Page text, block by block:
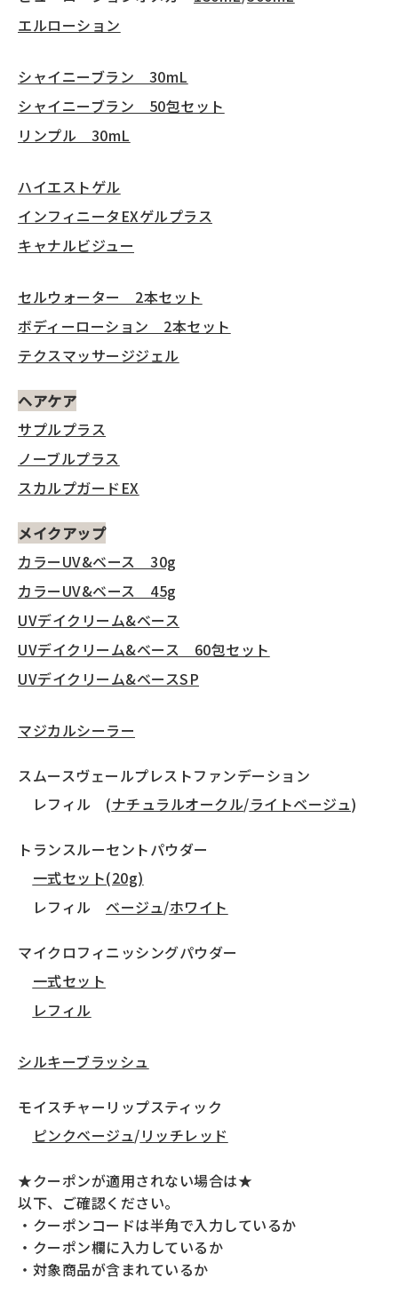
エルローション
シャイニーブラン 30mL
シャイニーブラン 50包セット
リンプル 30mL
ハイエストゲル
インフィニータEXゲルプラス
キャナルビジュー
セルウォーター 2本セット
ボディーローション 2本セット
テクスマッサージジェル
ヘアケア
サプルプラス
ノーブルプラス
スカルプガードEX
メイクアップ
カラーUV&ベース 30g
カラーUV&ベース 45g
UVデイクリーム&ベース
UVデイクリーム&ベース 60包セット
UVデイクリーム&ベースSP
マジカルシーラー
スムースヴェールプレストファンデーション
レフィル (ナチュラルオークル/ライトベージュ)
トランスルーセントパウダー
一式セット(20g)
レフィル ベージュ/ホワイト
マイクロフィニッシングパウダー
一式セット
レフィル
シルキーブラッシュ
モイスチャーリップスティック
ピンクベージュ/リッチレッド
★クーポンが適用されない場合は★
以下、ご確認ください。
・クーポンコードは半角で入力しているか
・クーポン欄に入力しているか
・対象商品が含まれているか